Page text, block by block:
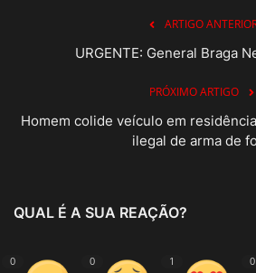
ARTIGO
URGENTE: General Braga
PRÓXIMO ARTIGO
Homem colide veículo em
ilegal de arma de
QUAL É A SUA REAÇÃO?
0 0 1 0